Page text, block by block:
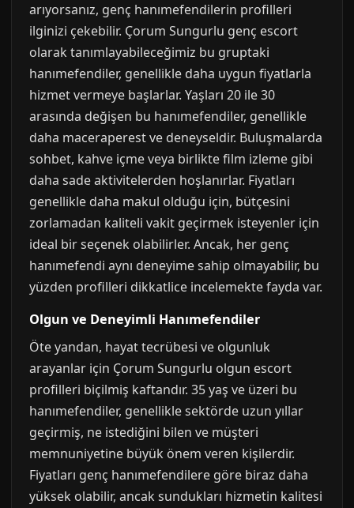
arıyorsanız, genç hanımefendilerin profilleri
ilginizi çekebilir. Çorum Sungurlu genç escort
olarak tanımlayabileceğimiz bu gruptaki
hanımefendiler, genellikle daha uygun fiyatlarla
hizmet vermeye başlarlar. Yaşları 20 ile 30
arasında değişen bu hanımefendiler, genellikle
daha maceraperest ve deneyseldir. Buluşmalarda
sohbet, kahve içme veya birlikte film izleme gibi
daha sade aktivitelerden hoşlanırlar. Fiyatları
genellikle daha makul olduğu için, bütçesini
zorlamadan kaliteli vakit geçirmek isteyenler için
ideal bir seçenek olabilirler. Ancak, her genç
hanımefendi aynı deneyime sahip olmayabilir, bu
yüzden profilleri dikkatlice incelemekte fayda var.
Olgun ve Deneyimli Hanımefendiler
Öte yandan, hayat tecrübesi ve olgunluk
arayanlar için Çorum Sungurlu olgun escort
profilleri biçilmiş kaftandır. 35 yaş ve üzeri bu
hanımefendiler, genellikle sektörde uzun yıllar
geçirmiş, ne istediğini bilen ve müşteri
memnuniyetine büyük önem veren kişilerdir.
Fiyatları genç hanımefendilere göre biraz daha
yüksek olabilir, ancak sundukları hizmetin kalitesi